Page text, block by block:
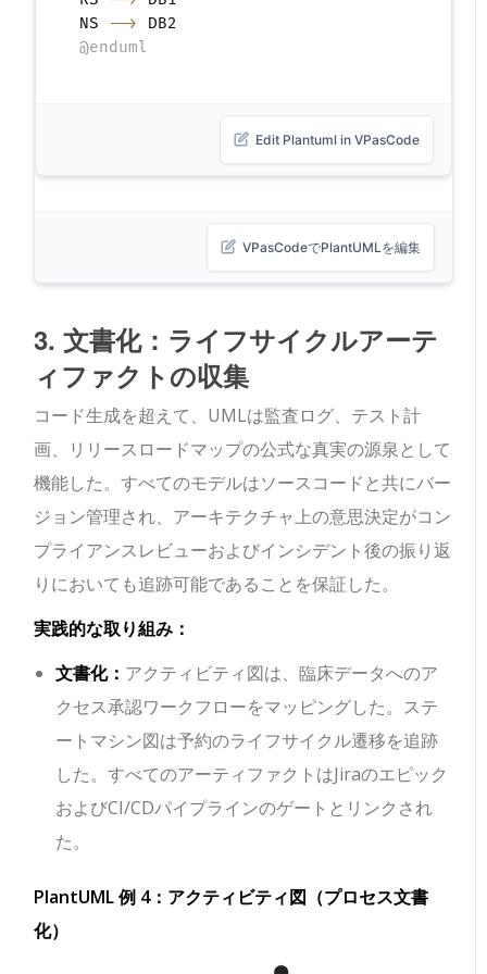
NS -->
@enduml
Edit Plantuml in VPasCode
VPasCodeでPlantUMLを編集
3. 文書化：ライフサイクルアーテ
ィファクトの収集
コード生成を超えて、UMLは監査ログ、テスト計
画、リリースロードマップの公式な真実の源泉として
機能した。すべてのモデルはソースコードと共にバー
ジョン管理され、アーキテクチャ上の意思決定がコン
プライアンスレビューおよびインシデント後の振り返
りにおいても追跡可能であることを保証した。
実践的な取り組み：
文書化： アクティビティ図は、臨床データへのア
クセス承認ワークフローをマッピングした。ステ
ートマシン図は予約のライフサイクル遷移を追跡
した。すべてのアーティファクトはJiraのエピック
およびCI/CDパイプラインのゲートとリンクされ
た。
PlantUML 例 4：アクティビティ図（プロセス文書
化）